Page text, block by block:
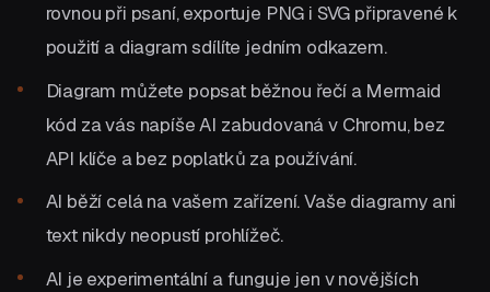
rovnou při psaní, exportuje PNG i SVG připravené k
použití a diagram sdílíte jedním odkazem.
Diagram můžete popsat běžnou řečí a Mermaid
kód za vás napíše AI zabudovaná v Chromu, bez
API klíče a bez poplatků za používání.
AI běží celá na vašem zařízení. Vaše diagramy ani
text nikdy neopustí prohlížeč.
AI je experimentální a funguje jen v novějších